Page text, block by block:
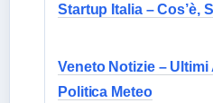
Startup Italia – Cos’è,
Veneto Notizie –
Politica Meteo